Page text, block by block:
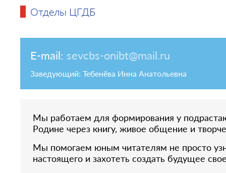
Отделы ЦГДБ
E-mail: sevcbs-onibt@mail.ru
Заведующий: Тебенёва Инна Анатольевна
Мы работаем для формирования у
Родине через книгу, живое общение и
Мы помогаем юным читателям не просто
настоящего и захотеть создать будущее